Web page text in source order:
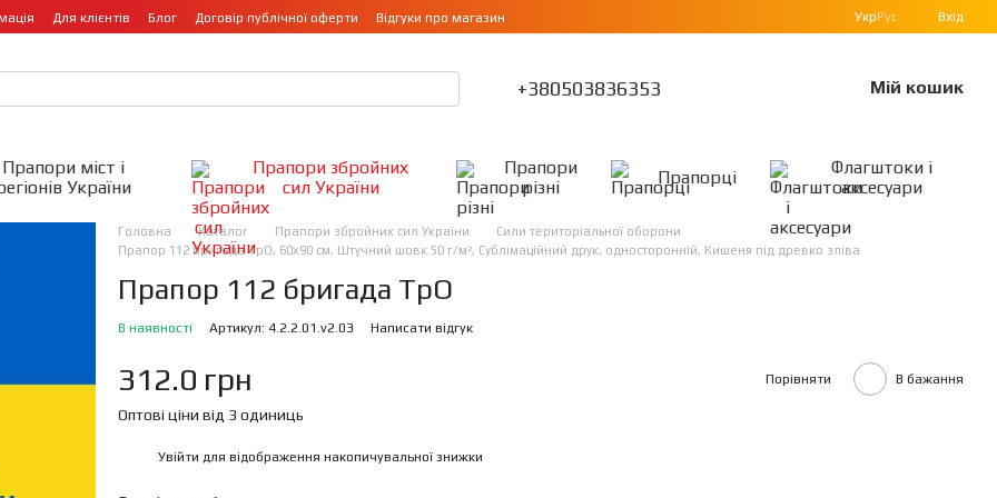
Для клієнтів Блог Договір публічної оферти Відгуки про магазин УкрРус Вхід
+380503836353 Мій кошик
Прапори міст і
України
Прапори збройних
сил України
Прапори
різні
Прапорці
Флагштоки і
аксесуари
Головна Каталог Прапори збройних сил України
Сили територіальної оборони
Прапор 112 бригада ТрО, 60х90 см, Штучний шовк 50 г/м², Сублімаційний друк, односторонній, Кишеня під древко зліва
Прапор 112 бригада ТрО
В наявності Артикул: 4.2.2.01.v2.03 Написати відгук
312.0 грн Порівняти В бажання
Оптові ціни від 3 одиниць
Увійти для відображення накопичувальної знижки